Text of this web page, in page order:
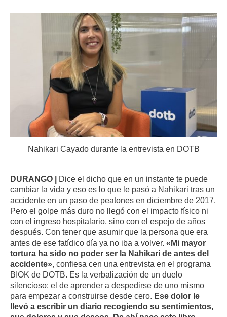
Nahikari Cayado durante la entrevista en DOTB
DURANGO | Dice el dicho que en un instante te puede
cambiar la vida y eso es lo que le pasó a Nahikari tras un
accidente en un paso de peatones en diciembre de 2017.
Pero el golpe más duro no llegó con el impacto físico ni
con el ingreso hospitalario, sino con el espejo de años
después. Con tener que asumir que la persona que era
antes de ese fatídico día ya no iba a volver. «Mi mayor
tortura ha sido no poder ser la Nahikari de antes del
accidente», confiesa cen una entrevista en el programa
BIOK de DOTB. Es la verbalización de un duelo
silencioso: el de aprender a despedirse de uno mismo
para empezar a construirse desde cero. Ese dolor le
llevó a escribir un diario recogiendo su sentimientos,